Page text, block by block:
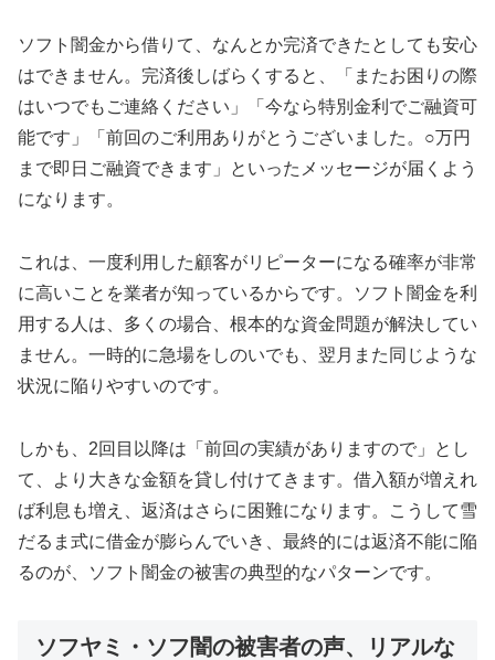
ソフト闇金から借りて、なんとか完済できたとしても安心
はできません。完済後しばらくすると、「またお困りの際
はいつでもご連絡ください」「今なら特別金利でご融資可
能です」「前回のご利用ありがとうございました。○万円
まで即日ご融資できます」といったメッセージが届くよう
になります。
これは、一度利用した顧客がリピーターになる確率が非常
に高いことを業者が知っているからです。ソフト闇金を利
用する人は、多くの場合、根本的な資金問題が解決してい
ません。一時的に急場をしのいでも、翌月また同じような
状況に陥りやすいのです。
しかも、2回目以降は「前回の実績がありますので」とし
て、より大きな金額を貸し付けてきます。借入額が増えれ
ば利息も増え、返済はさらに困難になります。こうして雪
だるま式に借金が膨らんでいき、最終的には返済不能に陥
るのが、ソフト闇金の被害の典型的なパターンです。
ソフヤミ・ソフ闇の被害者の声、リアルな